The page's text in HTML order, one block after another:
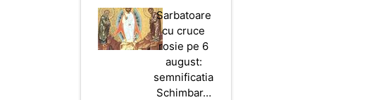
Sarbatoare
cu cruce
rosie pe 6
august:
semnificatia
Schimbar…